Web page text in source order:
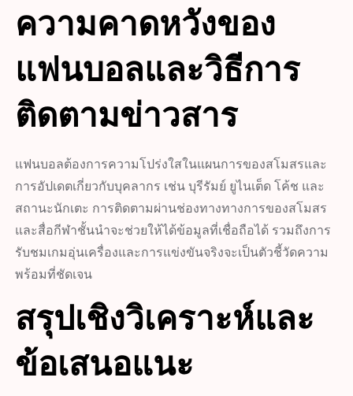
ความคาดหวังของ
แฟนบอลและวิธีการ
ติดตามข่าวสาร
แฟนบอลต้องการความโปร่งใสในแผนการของสโมสรและ
การอัปเดตเกี่ยวกับบุคลากร เช่น บุรีรัมย์ ยูไนเต็ด โค้ช และ
สถานะนักเตะ การติดตามผ่านช่องทางทางการของสโมสร
และสื่อกีฬาชั้นนำจะช่วยให้ได้ข้อมูลที่เชื่อถือได้ รวมถึงการ
รับชมเกมอุ่นเครื่องและการแข่งขันจริงจะเป็นตัวชี้วัดความ
พร้อมที่ชัดเจน
สรุปเชิงวิเคราะห์และ
ข้อเสนอแนะ